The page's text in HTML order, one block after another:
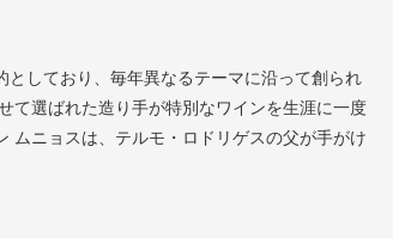
しており、毎年異なるテーマに沿って創られ
て選ばれた造り手が特別なワインを生涯に一度
ムニョスは、テルモ・ロドリゲスの父が手がけ